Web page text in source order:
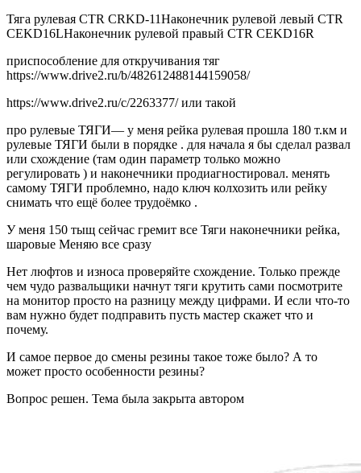
Тяга рулевая CTR CRKD-11Наконечник рулевой левый CTR
CEKD16LНаконечник рулевой правый CTR CEKD16R
приспособление для откручивания тяг
https://www.drive2.ru/b/482612488144159058/
https://www.drive2.ru/c/2263377/ или такой
про рулевые ТЯГИ— у меня рейка рулевая прошла 180 т.км и
рулевые ТЯГИ были в порядке . для начала я бы сделал развал
или схождение (там один параметр только можно
регулировать ) и наконечники продиагностировал. менять
самому ТЯГИ проблемно, надо ключ колхозить или рейку
снимать что ещё более трудоёмко .
У меня 150 тыщ сейчас гремит все Тяги наконечники рейка,
шаровые Меняю все сразу
Нет люфтов и износа проверяйте схождение. Только прежде
чем чудо развальщики начнут тяги крутить сами посмотрите
на монитор просто на разницу между цифрами. И если что-то
вам нужно будет подправить пусть мастер скажет что и
почему.
И самое первое до смены резины такое тоже было? А то
может просто особенности резины?
Вопрос решен. Тема была закрыта автором